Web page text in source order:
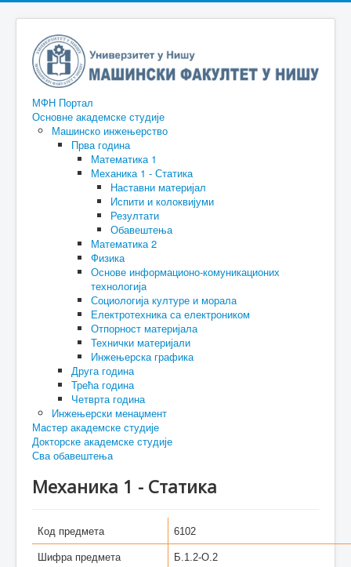
МФН Портал
Основне академске студије
Машинско инжењерство
Прва година
Математика 1
Механика 1 - Статика
Наставни материјал
Испити и колоквијуми
Резултати
Обавештења
Математика 2
Физика
Основе информационо-комуникационих
технологија
Социологија културе и морала
Електротехника са електроником
Отпорност материјала
Технички материјали
Инжењерска графика
Друга година
Трећа година
Четврта година
Инжењерски менаџмент
Мастер академске студије
Докторске академске студије
Сва обавештења
Механика 1 - Статика
Код предмета 6102
Шифра предмета Б.1.2-О.2